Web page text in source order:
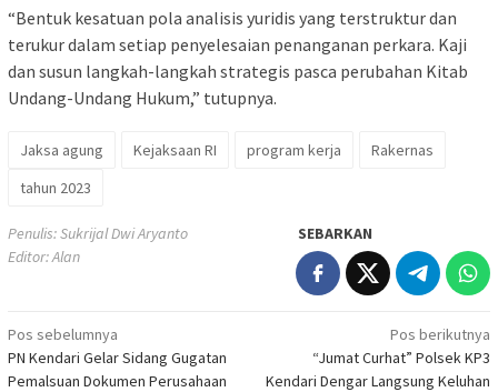
“Bentuk kesatuan pola analisis yuridis yang terstruktur dan
terukur dalam setiap penyelesaian penanganan perkara. Kaji
dan susun langkah-langkah strategis pasca perubahan Kitab
Undang-Undang Hukum,” tutupnya.
Jaksa agung Kejaksaan RI program kerja
Rakernas
tahun 2023
Penulis: Sukrijal Dwi Aryanto
Editor: Alan
SEBARKAN
Navigasi
pos
Pos sebelumnya
PN Kendari Gelar Sidang Gugatan
Pemalsuan Dokumen Perusahaan
Pos berikutnya
“Jumat Curhat” Polsek KP3
Kendari Dengar Langsung Keluhan